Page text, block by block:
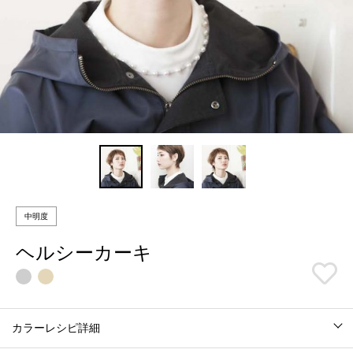
中明度
ヘルシーカーキ
カラーレシピ詳細